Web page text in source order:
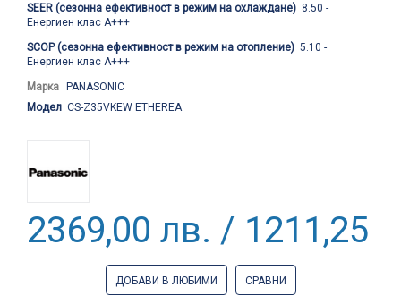
SEER (сезонна ефективност в режим на охлаждане) 8.50 -
Енергиен клас А+++
SCOP (сезонна ефективност в режим на отопление) 5.10 -
Енергиен клас А+++
Марка PANASONIC
Модел CS-Z35VKEW ETHEREA
2369,00 лв. / 1211,25 €
ДОБАВИ В ЛЮБИМИ СРАВНИ